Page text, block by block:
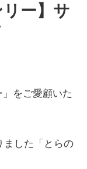
リー】サ
をご愛顧いた
ました「とらの